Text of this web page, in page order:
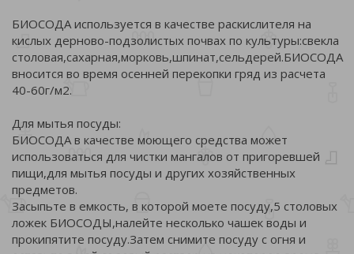
БИОСОДА используется в качестве раскислителя на
кислых дерново-подзолистых почвах по культуры:свекла
столовая,сахарная,морковь,шпинат,сельдерей.БИОСОДА
вносится во время осенней перекопки гряд из расчета
40-60г/м2.
Для мытья посуды:
БИОСОДА в качестве моющего средства может
использоваться для чистки мангалов от пригоревшей
пищи,для мытья посуды и других хозяйственных
предметов.
Засыпьте в емкость, в которой моете посуду,5 столовых
ложек БИОСОДЫ,налейте несколько чашек воды и
прокипятите посуду.Затем снимите посуду с огня и